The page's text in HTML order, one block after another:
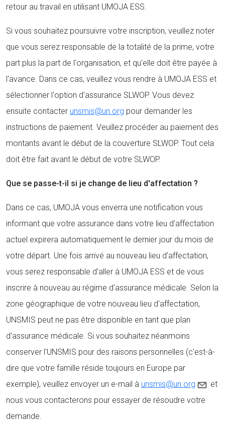
retour au travail en utilisant UMOJA ESS.
Si vous souhaitez poursuivre votre inscription, veuillez noter
que vous serez responsable de la totalité de la prime, votre
part plus la part de l'organisation, et qu'elle doit être payée à
l'avance. Dans ce cas, veuillez vous rendre à UMOJA ESS et
sélectionner l'option d'assurance SLWOP. Vous devez
ensuite contacter unsmis@un.org pour demander les
instructions de paiement. Veuillez procéder au paiement des
montants avant le début de la couverture SLWOP. Tout cela
doit être fait avant le début de votre SLWOP.
Que se passe-t-il si je change de lieu d'affectation ?
Dans ce cas, UMOJA vous enverra une notification vous
informant que votre assurance dans votre lieu d'affectation
actuel expirera automatiquement le dernier jour du mois de
votre départ. Une fois arrivé au nouveau lieu d'affectation,
vous serez responsable d'aller à UMOJA ESS et de vous
inscrire à nouveau au régime d'assurance médicale. Selon la
zone géographique de votre nouveau lieu d'affectation,
UNSMIS peut ne pas être disponible en tant que plan
d'assurance médicale. Si vous souhaitez néanmoins
conserver l'UNSMIS pour des raisons personnelles (c'est-à-
dire que votre famille réside toujours en Europe par
exemple), veuillez envoyer un e-mail à unsmis@un.org
et
nous vous contacterons pour essayer de résoudre votre
demande.